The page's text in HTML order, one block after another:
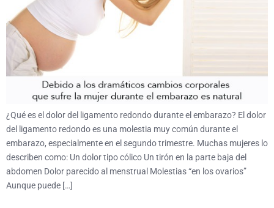
¿Qué es el dolor del ligamento redondo durante el embarazo? El dolor
del ligamento redondo es una molestia muy común durante el
embarazo, especialmente en el segundo trimestre. Muchas mujeres lo
describen como: Un dolor tipo cólico Un tirón en la parte baja del
abdomen Dolor parecido al menstrual Molestias “en los ovarios”
Aunque puede […]